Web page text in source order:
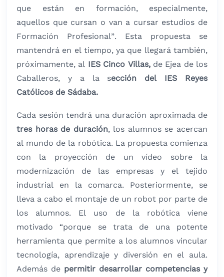
que están en formación, especialmente,
aquellos que cursan o van a cursar estudios de
Formación Profesional”. Esta propuesta se
mantendrá en el tiempo, ya que llegará también,
próximamente, al IES Cinco Villas,de Ejea de los
Caballeros, y a la sección del IES Reyes
Católicos de Sádaba.
Cada sesión tendrá una duración aproximada de
tres horas de duración, los alumnos se acercan
al mundo de la robótica. La propuesta comienza
con la proyección de un vídeo sobre la
modernización de las empresas y el tejido
industrial en la comarca. Posteriormente, se
lleva a cabo el montaje de un robot por parte de
los alumnos. El uso de la robótica viene
motivado “porque se trata de una potente
herramienta que permite a los alumnos vincular
tecnología, aprendizaje y diversión en el aula.
Además de permitir desarrollar competencias y